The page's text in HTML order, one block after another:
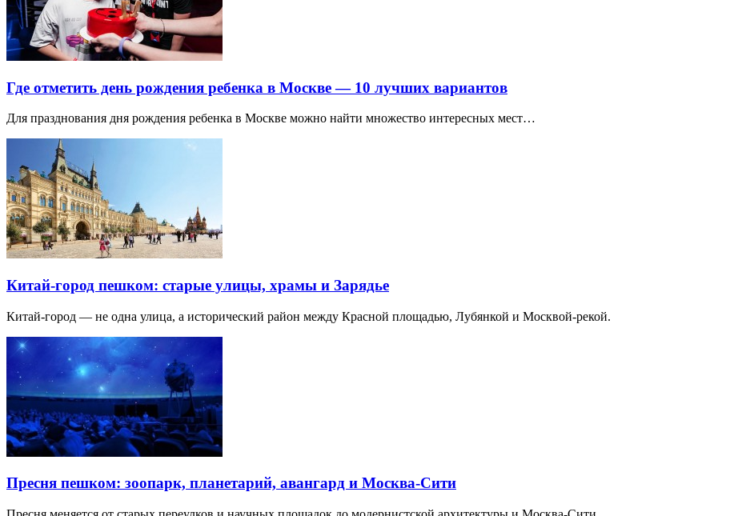
Где отметить день рождения ребенка в Москве — 10 лучших вариантов
Для празднования дня рождения ребенка в Москве можно найти множество интересных мест…
Китай-город пешком: старые улицы, храмы и Зарядье
Китай-город — не одна улица, а исторический район между Красной площадью, Лубянкой и Москвой-рекой.
Пресня пешком: зоопарк, планетарий, авангард и Москва-Сити